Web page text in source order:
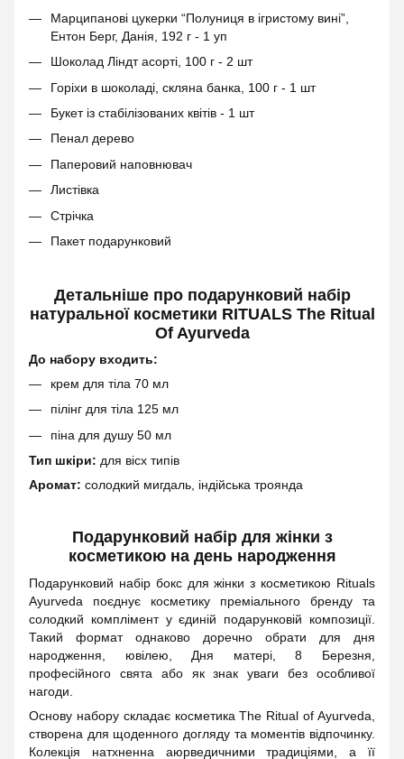
Марципанові цукерки “Полуниця в ігристому вині”,
Ентон Берг, Данія, 192 г - 1 уп
Шоколад Ліндт асорті, 100 г - 2 шт
Горіхи в шоколаді, скляна банка, 100 г - 1 шт
Букет із стабілізованих квітів - 1 шт
Пенал дерево
Паперовий наповнювач
Листівка
Стрічка
Пакет подарунковий
Детальніше про подарунковий набір
натуральної косметики RITUALS The Ritual
Of Ayurveda
До набору входить:
крем для тіла 70 мл
пілінг для тіла 125 мл
піна для душу 50 мл
Тип шкіри: для вісх типів
Аромат: солодкий мигдаль, індійська троянда
Подарунковий набір для жінки з
косметикою на день народження
Подарунковий набір бокс для жінки з косметикою Rituals
Ayurveda поєднує косметику преміального бренду та
солодкий комплімент у єдиній подарунковій композиції.
Такий формат однаково доречно обрати для дня
народження, ювілею, Дня матері, 8 Березня,
професійного свята або як знак уваги без особливої
нагоди.
Основу набору складає косметика The Ritual of Ayurveda,
створена для щоденного догляду та моментів відпочинку.
Колекція натхненна аюрведичними традиціями, а її